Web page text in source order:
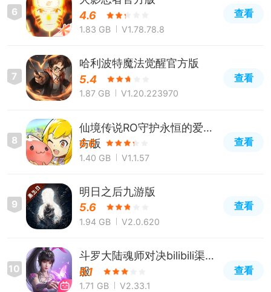
6
4.6
1.83 GB V1.78.78.8
查看
7
哈利波特魔法觉醒官方版
5.4
1.87 GB V1.20.223970
查看
8
仙境传说RO守护永恒的爱官
方版
6.6
1.40 GB V1.1.57
查看
9
明日之后九游版
5.6
1.94 GB V2.0.620
查看
10
斗罗大陆魂师对决bilibili渠道
服
6.1
1.71 GB V2.33.1
查看